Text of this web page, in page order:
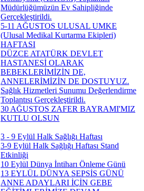
Müdürlüğümüzün Ev Sahipliğinde
Gerçekleştirildi.
5-11 AĞUSTOS ULUSAL UMKE
(Ulusal Medikal Kurtarma Ekipleri)
HAFTASI
DÜZCE ATATÜRK DEVLET
HASTANESİ OLARAK
BEBEKLERİMİZİN DE,
ANNELERİMİZİN DE DOSTUYUZ.
Sağlık Hizmetleri Sunumu Değerlendirme
Toplantısı Gerçekleştirildi.
30 AĞUSTOS ZAFER BAYRAMI'MIZ
KUTLU OLSUN
3 - 9 Eylül Halk Sağlığı Haftası
3-9 Eylül Halk Sağlığı Haftası Stand
Etkinliği
10 Eylül Dünya İntiharı Önleme Günü
13 EYLÜL DÜNYA SEPSİS GÜNÜ
ANNE ADAYLARI İÇİN GEBE